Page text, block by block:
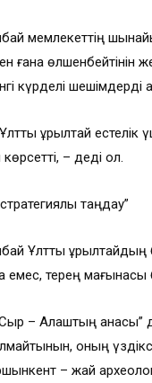
мемлекеттің
ғана өлшенбейтінін
күрделі
құрылтай
көрсетті, – деді ол.
таңдау”
Ұлттық
терең мағынасы
– Алаштың анасы”
оның
– жай